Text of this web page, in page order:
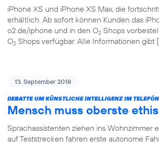
iPhone XS und iPhone XS Max, die
erhältlich. Ab sofort können Kunden das
o2.de/iphone und in den O2 Shops
O2 Shops verfügbar. Alle Informationen gibt
13. September 2018
DEBATTE UM KÜNSTLICHE INTELLIGENZ IM
Mensch muss oberste
Sprachassistenten ziehen ins Wohnzimmer
auf Teststrecken fahren erste autonome